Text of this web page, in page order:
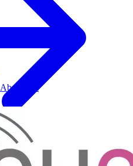
Abracopel